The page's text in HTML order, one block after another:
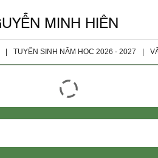
MINH HIÊN
Văn Học
Sung
TUYỂN SINH NĂM HỌC 2026 - 2027